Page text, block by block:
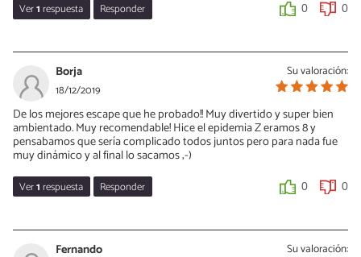
Norman, Coordindador General de Lostroom
Ver1respuesta Responder 0 0
30/01/2020
Buenas Daniel,
Agradecemos que nos dejes tu valoración sobre nosotros! Nos
encanta que te gustase nuestro escape!!
Te esperamos de vuelta!
Un saludo,
Norman, Coordindador General de Lostroom
0 0
Su valoración:
Borja
18/12/2019
De los mejores escape que he probado!! Muy divertido y super bien
ambientado. Muy recomendable! Hice el epidemia Z eramos 8 y
pensabamos que sería complicado todos juntos pero para nada fue
muy dinámico y al final lo sacamos ;-)
Ver1respuesta Responder 0 0
30/01/2020 Su valoración:
Fernando